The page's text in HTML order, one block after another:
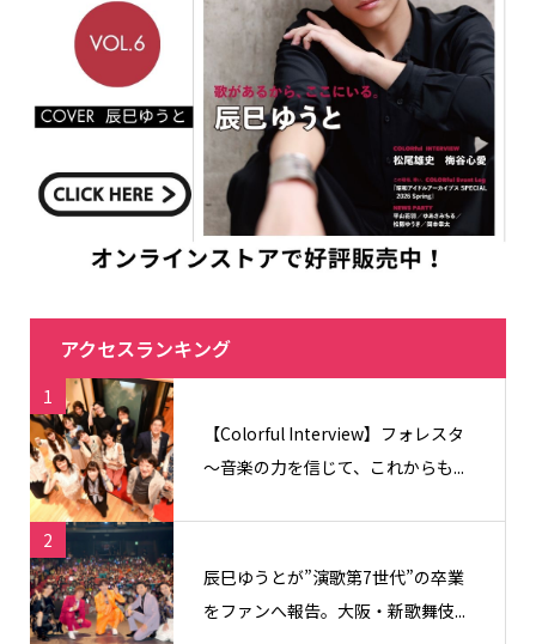
アクセスランキング
1
【Colorful Interview】フォレスタ
〜音楽の力を信じて、これからも...
2
辰巳ゆうとが”演歌第7世代”の卒業
をファンへ報告。大阪・新歌舞伎...